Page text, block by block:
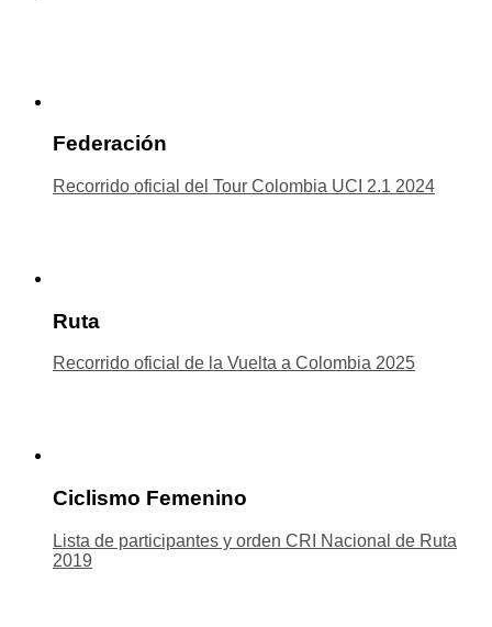
Federación
Recorrido oficial del Tour Colombia UCI 2.1 2024
Ruta
Recorrido oficial de la Vuelta a Colombia 2025
Ciclismo Femenino
Lista de participantes y orden CRI Nacional de Ruta
2019